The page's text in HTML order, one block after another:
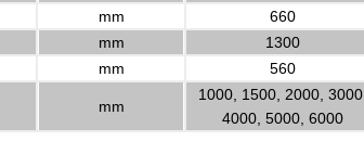
mm
660
mm
1300
mm 560
mm
1000, 1500, 2000, 3000,
4000, 5000, 6000